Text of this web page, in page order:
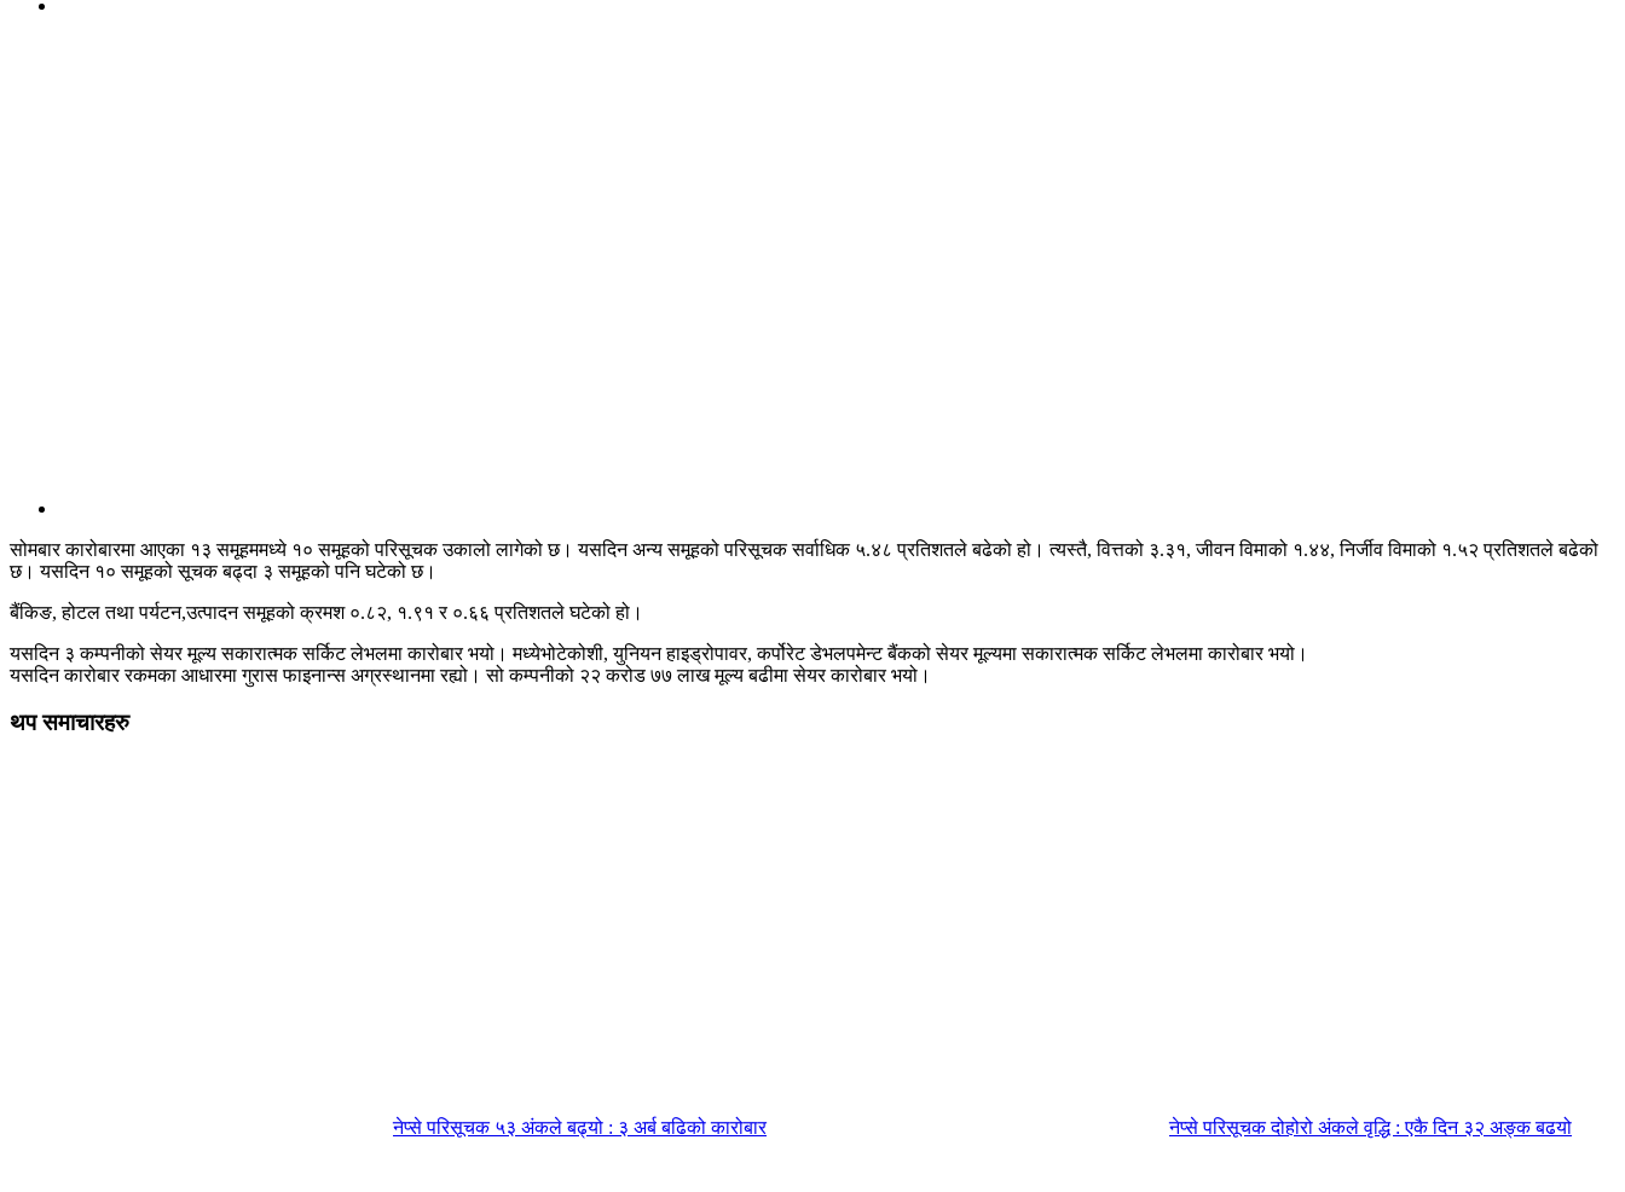
सोमबार कारोबारमा आएका १३ समूहममध्ये १० समूहको परिसूचक उकालो लागेको छ। यसदिन अन्य समूहको परिसूचक सर्वाधिक ५.४८ प्रतिशतले बढेको हो। त्यस्तै, वित्तको ३.३१, जीवन विमाको १.४४, निर्जीव विमाको १.५२ प्रतिशतले बढेको
छ। यसदिन १० समूहको सूचक बढ्दा ३ समूहको पनि घटेको छ।
बैंकिङ, होटल तथा पर्यटन,उत्पादन समूहको क्रमश ०.८२, १.९१ र ०.६६ प्रतिशतले घटेको हो।
यसदिन ३ कम्पनीको सेयर मूल्य सकारात्मक सर्किट लेभलमा कारोबार भयो। मध्येभोटेकोशी, युनियन हाइड्रोपावर, कर्पोरेट डेभलपमेन्ट बैंकको सेयर मूल्यमा सकारात्मक सर्किट लेभलमा कारोबार भयो।
यसदिन कारोबार रकमका आधारमा गुरास फाइनान्स अग्रस्थानमा रह्यो। सो कम्पनीको २२ करोड ७७ लाख मूल्य बढीमा सेयर कारोबार भयो।
थप समाचारहरु
नेप्से परिसूचक ५३ अंकले बढ्यो : ३ अर्ब बढिको कारोबार नेप्से परिसूचक दोहोरो अंकले वृद्धि : एकै दिन ३२ अङ्क बढयो